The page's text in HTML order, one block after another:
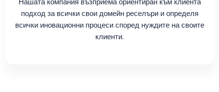
подход за всички свои домейн реселъри и определя
всички иновационни процеси според нуждите на своите
клиенти.